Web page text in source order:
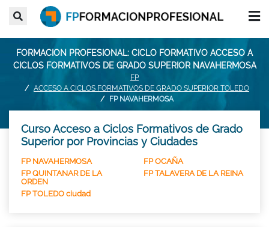
FORMACION PROFESIONAL: CICLO FORMATIVO ACCESO A
CICLOS FORMATIVOS DE GRADO SUPERIOR NAVAHERMOSA
FP
ACCESO A CICLOS FORMATIVOS DE GRADO SUPERIOR TOLEDO
FP NAVAHERMOSA
Curso Acceso a Ciclos Formativos de Grado
Superior por Provincias y Ciudades
FP NAVAHERMOSA
FP OCAÑA
FP QUINTANAR DE LA
ORDEN
FP TALAVERA DE LA REINA
FP TOLEDO ciudad